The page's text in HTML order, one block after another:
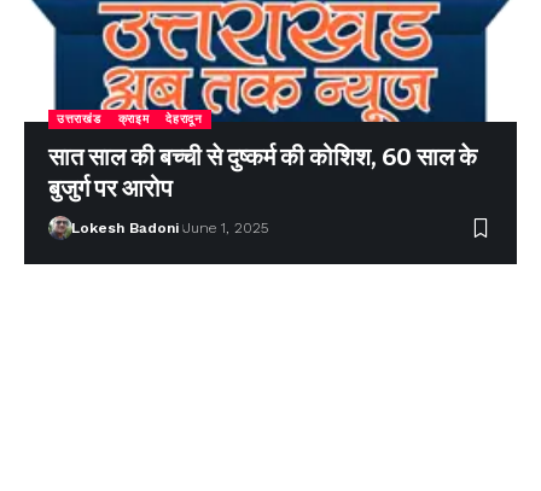
उत्तराखंड क्राइम देहरादून
सात साल की बच्ची से दुष्कर्म की कोशिश, 60 साल के
बुजुर्ग पर आरोप
Lokesh Badoni June 1, 2025